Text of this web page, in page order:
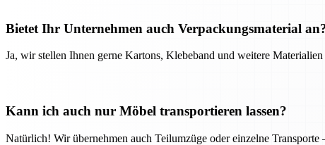
Bietet Ihr Unternehmen auch Verpackungsmaterial
Ja, wir stellen Ihnen gerne Kartons, Klebeband und weitere
Kann ich auch nur Möbel transportieren lassen?
Natürlich! Wir übernehmen auch Teilumzüge oder einzelne Transporte